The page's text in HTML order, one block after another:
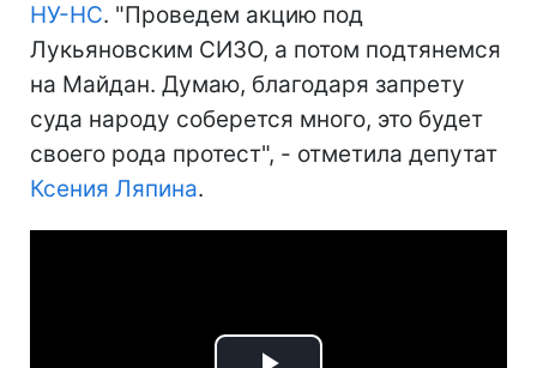
НУ-НС. "Проведем акцию под
Лукьяновским СИЗО, а потом подтянемся
на Майдан. Думаю, благодаря запрету
суда народу соберется много, это будет
своего рода протест", - отметила депутат
Ксения Ляпина.